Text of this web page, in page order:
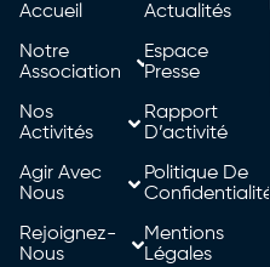
Accueil
Notre
Association
Nos
Activités
Agir Avec
Nous
Rejoignez-
Nous
Actualités
Espace
Presse
Rapport
D’activité
Politique De
Confidentialité
Mentions
Légales